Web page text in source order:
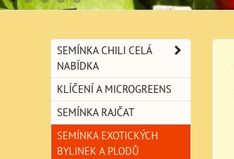
SEMÍNKA CHILI CELÁ
NABÍDKA
KLÍČENÍ A MICROGREENS
SEMÍNKA RAJČAT
SEMÍNKA EXOTICKÝCH
BYLINEK A PLODŮ